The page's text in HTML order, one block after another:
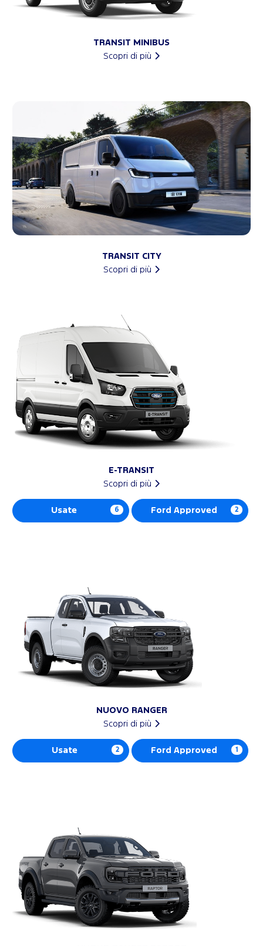
TRANSIT MINIBUS
Scopri di più
TRANSIT CITY
Scopri di più
E-TRANSIT
Scopri di più
Usate 6 Ford Approved 2
NUOVO RANGER
Scopri di più
Usate 2 Ford Approved 1